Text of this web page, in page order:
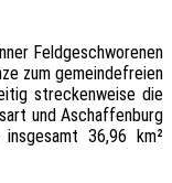
Feldgeschworenen
zum gemeindefreien
streckenweise die
und Aschaffenburg
36,96 km²